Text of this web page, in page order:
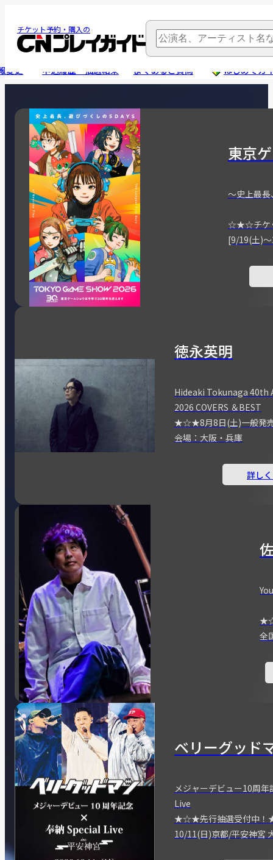
チケット予約・購入の
変更 申込履歴・抽選結果 よくあるご質問 はじめてガ
東京
～史上最長
☆★☆チケ
[9/19(土)
徳永英明
Hideaki Tokunaga 40th
2026 COVERS ＆BEST
★☆★8月8日(土)一般
会場：大阪・兵庫
詳し
全
ベリーグッド
メジャーデビュー10周
Live
★☆★先行抽選受付中
10/11(日)京都/平安神宮